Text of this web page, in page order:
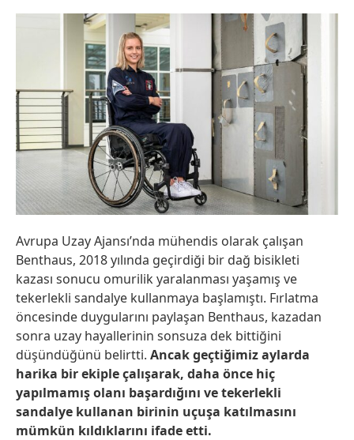
Avrupa Uzay Ajansı’nda mühendis olarak çalışan
Benthaus, 2018 yılında geçirdiği bir dağ bisikleti
kazası sonucu omurilik yaralanması yaşamış ve
tekerlekli sandalye kullanmaya başlamıştı. Fırlatma
öncesinde duygularını paylaşan Benthaus, kazadan
sonra uzay hayallerinin sonsuza dek bittiğini
düşündüğünü belirtti. Ancak geçtiğimiz aylarda
harika bir ekiple çalışarak, daha önce hiç
yapılmamış olanı başardığını ve tekerlekli
sandalye kullanan birinin uçuşa katılmasını
mümkün kıldıklarını ifade etti.